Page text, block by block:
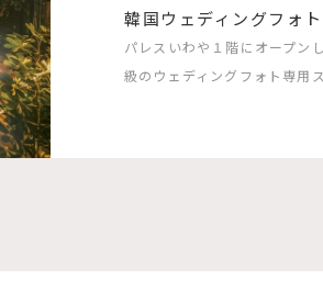
韓国ウェディングフォ
パレスいわや１階にオープン
級のウェディングフォト専用